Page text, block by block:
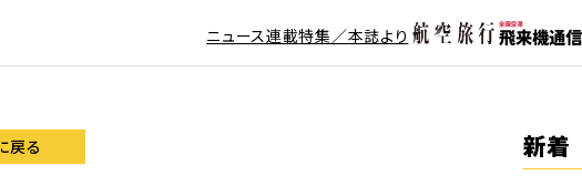
ニュース連載特集／本誌より
戻る 新着